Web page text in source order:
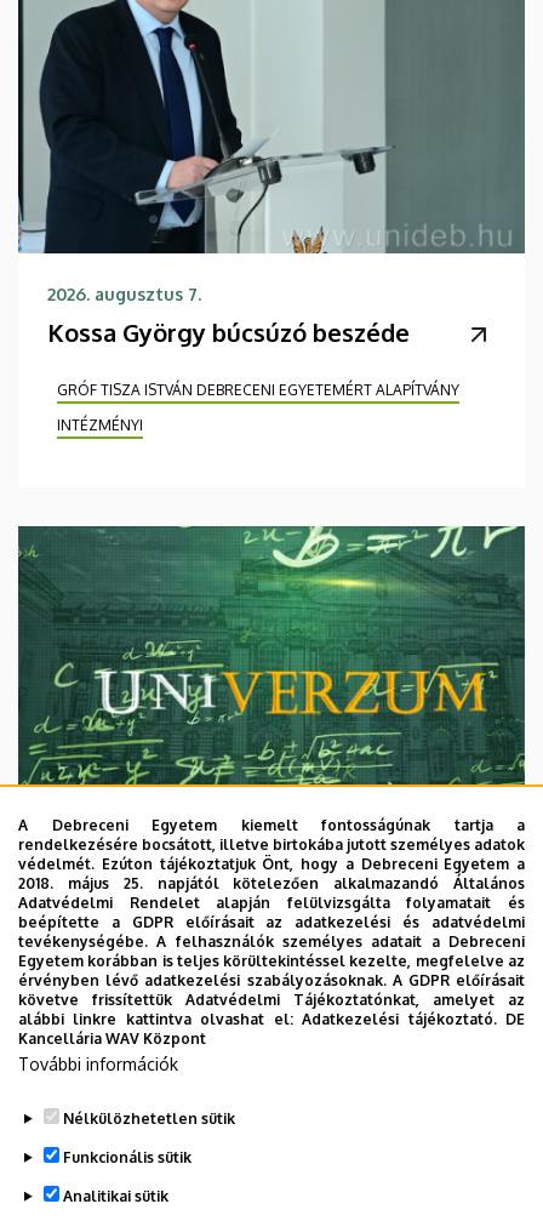
2026. augusztus 7.
Kossa György búcsúzó beszéde
GRÓF TISZA ISTVÁN DEBRECENI EGYETEMÉRT ALAPÍTVÁNY
INTÉZMÉNYI
2026. augusztus 7.
Univerzum: A Debreceni Egyetem
titkos receptjei
KUTATÁS TUDOMÁNY
A Debreceni Egyetem kiemelt fontosságúnak tartja a
rendelkezésére bocsátott, illetve birtokába jutott személyes adatok
védelmét. Ezúton tájékoztatjuk Önt, hogy a Debreceni Egyetem a
2018. május 25. napjától kötelezően alkalmazandó Általános
Adatvédelmi Rendelet alapján felülvizsgálta folyamatait és
beépítette a GDPR előírásait az adatkezelési és adatvédelmi
tevékenységébe. A felhasználók személyes adatait a Debreceni
Egyetem korábban is teljes körültekintéssel kezelte, megfelelve az
érvényben lévő adatkezelési szabályozásoknak. A GDPR előírásait
követve frissítettük Adatvédelmi Tájékoztatónkat, amelyet az
alábbi linkre kattintva olvashat el:Adatkezelési tájékoztató. DE
Kancellária WAV Központ
További információk
Nélkülözhetetlen sütik
Funkcionális sütik
Analitikai sütik